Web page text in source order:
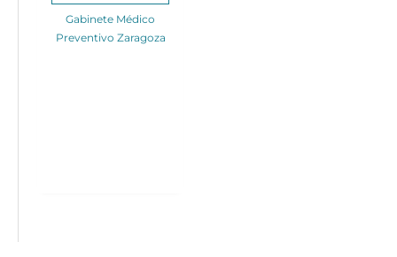
Gabinete Médico
Preventivo Zaragoza